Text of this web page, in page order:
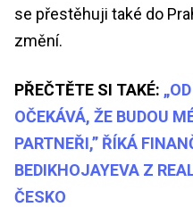
se přestěhuji také do
změní.
PŘEČTĚTE SI TAKÉ:
OČEKÁVÁ, ŽE BUDOU
PARTNEŘI,” ŘÍKÁ
BEDIKHOJAYEVA Z
ČESKO